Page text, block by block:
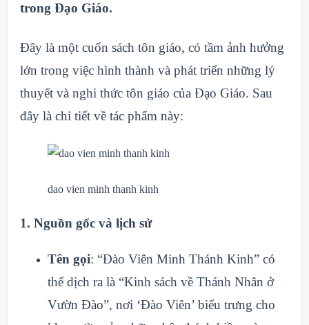
trong Đạo Giáo.
Đây là một cuốn sách tôn giáo, có tầm ảnh hưởng
lớn trong việc hình thành và phát triển những lý
thuyết và nghi thức tôn giáo của Đạo Giáo. Sau
đây là chi tiết về tác phẩm này:
dao vien minh thanh kinh
1. Nguồn gốc và lịch sử
Tên gọi: “Đào Viên Minh Thánh Kinh” có
thể dịch ra là “Kinh sách về Thánh Nhân ở
Vườn Đào”, nơi ‘Đào Viên’ biểu trưng cho